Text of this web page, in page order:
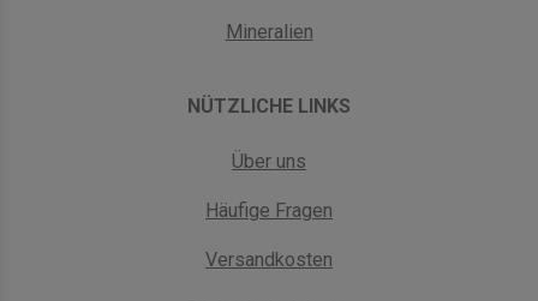
Mineralien
NÜTZLICHE LINKS
Über uns
Häufige Fragen
Versandkosten